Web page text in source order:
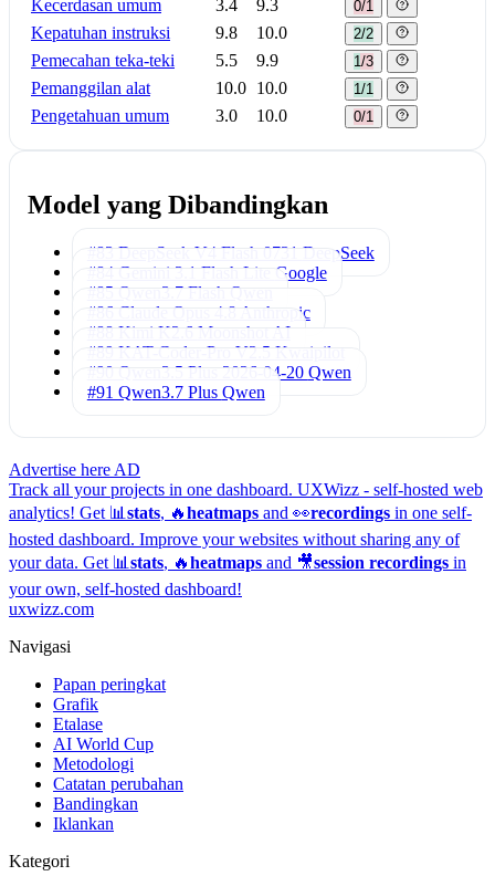
Kecerdasan umum 3.4 9.3 0/1
Kepatuhan instruksi 9.8 10.0 2/2
Pemecahan teka-teki 5.5 9.9 1/3
Pemanggilan alat 10.0 10.0 1/1
Pengetahuan umum 3.0 10.0 0/1
Model yang Dibandingkan
#83 DeepSeek V4 Flash 0731 DeepSeek
#84 Gemini 3.1 Flash Lite
Google
#85 Qwen3.7 Flash
Qwen
#86 Claude Opus 4.8 Anthropic
#88 Kimi K2.6 Moonshot AI
#89 KAT-Coder-Pro V2.5 Kwaipilot
#90 Qwen3.5 Plus 2026-04-20 Qwen
#91 Qwen3.7 Plus Qwen
Advertise here AD
Track all your projects in one dashboard. UXWizz - self-hosted web
analytics! Get 📊 stats, 🔥heatmaps and 👀recordings in one self-
hosted dashboard. Improve your websites without sharing any of
your data. Get 📊 stats, 🔥heatmaps and 🎥session recordings in
your own, self-hosted dashboard!
uxwizz.com
Navigasi
Papan peringkat
Grafik
Etalase
AI World Cup
Metodologi
Catatan perubahan
Bandingkan
Iklankan
Kategori